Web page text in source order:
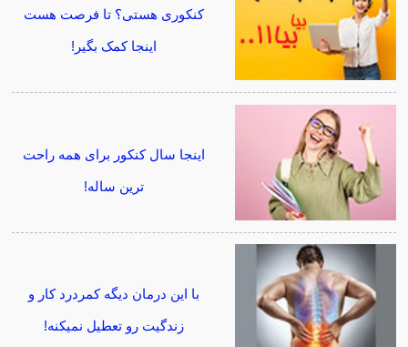
کنکوری هستی؟ تا فرصت هست
اینجا کمک بگیر!
اینجا سال کنکور برای همه راحت
ترین ساله!
با این درمان دیگه کمردرد کار و
زندگیت رو تعطیل نمیکنه!